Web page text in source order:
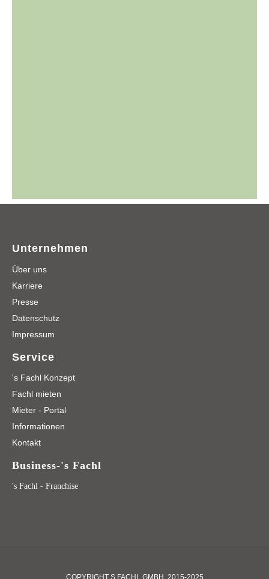
Unternehmen
Über uns
Karriere
Presse
Datenschutz
Impressum
Service
's Fachl Konzept
Fachl mieten
Mieter - Portal
Informationen
Kontakt
Business-'s Fachl
's Fachl - Franchise
COPYRIGHT S FACHL GMBH, 2015-2025